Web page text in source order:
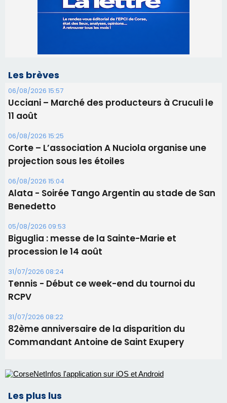
Les brèves
06/08/2026 15:57
Ucciani – Marché des producteurs à Cruculi le
11 août
06/08/2026 15:25
Corte – L’association A Nuciola organise une
projection sous les étoiles
06/08/2026 15:04
Alata - Soirée Tango Argentin au stade de San
Benedetto
05/08/2026 09:53
Biguglia : messe de la Sainte-Marie et
procession le 14 août
31/07/2026 08:24
Tennis - Début ce week-end du tournoi du
RCPV
31/07/2026 08:22
82ème anniversaire de la disparition du
Commandant Antoine de Saint Exupery
Les plus lus